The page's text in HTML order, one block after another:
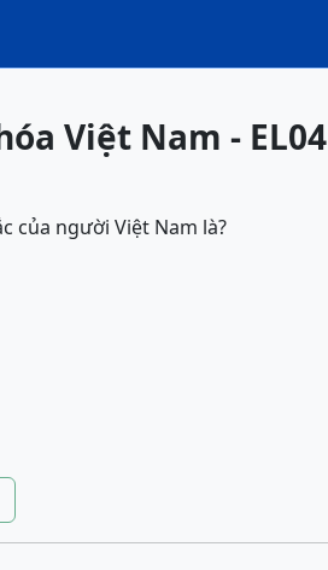
Việt Nam - EL04
của người Việt Nam là?